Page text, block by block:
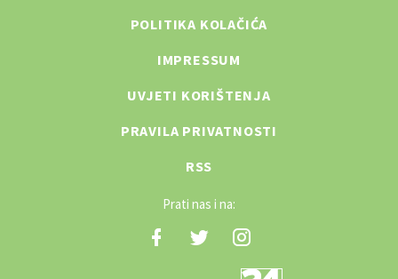
POLITIKA KOLAČIĆA
IMPRESSUM
UVJETI KORIŠTENJA
PRAVILA PRIVATNOSTI
RSS
Prati nas i na: